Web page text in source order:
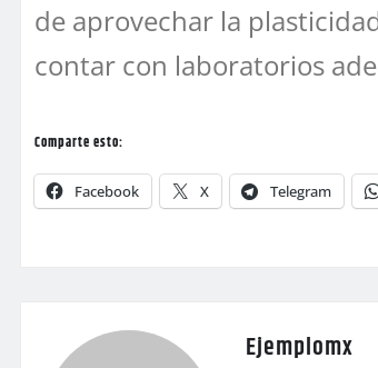
de aprovechar la
contar con laboratorios
Comparte esto:
Facebook X Telegram
Ejemplomx